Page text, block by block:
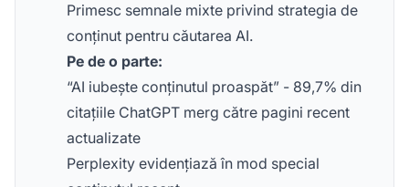
Primesc semnale mixte privind strategia de
conținut pentru căutarea AI.
Pe de o parte:
“AI iubește conținutul proaspăt” - 89,7% din
citațiile ChatGPT merg către pagini recent
actualizate
Perplexity evidențiază în mod special